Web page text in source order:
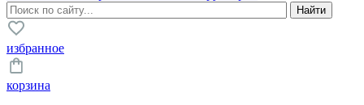
избранное
корзина